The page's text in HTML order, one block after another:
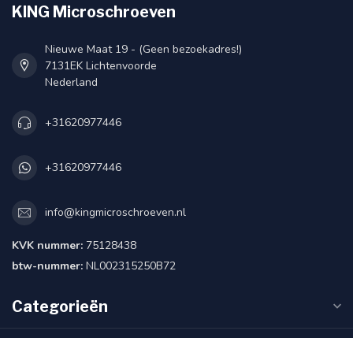
KING Microschroeven
Nieuwe Maat 19 - (Geen bezoekadres!)
7131EK Lichtenvoorde
Nederland
+31620977446
+31620977446
info@kingmicroschroeven.nl
KVK nummer: 75128438
btw-nummer: NL002315250B72
Categorieën